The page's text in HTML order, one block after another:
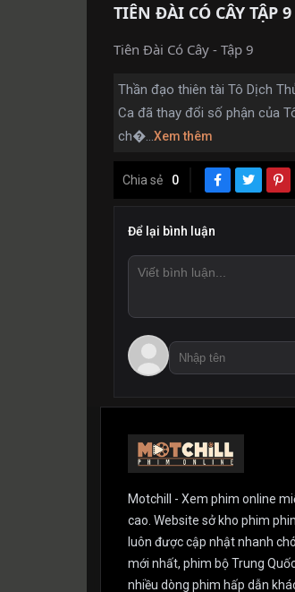
TIÊN ĐÀI CÓ CÂY TẬP 9
Tiên Đài Có Cây - Tập 9
Thần đạo thiên tài Tô Dịch
Ca đã thay đổi số phận của
ch�...Xem thêm
Chia sẻ 0
Để lại bình luận
Motchill - Xem phim online
cao. Website sở kho phim
luôn được cập nhật nhanh
mới nhất, phim bộ Trung
nhiều dòng phim hấp dẫn